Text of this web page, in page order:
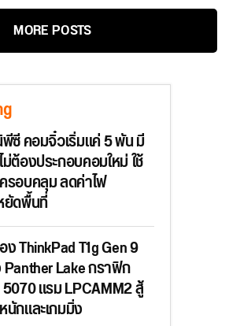
MORE POSTS
ซี คอมจิ๋วเริ่มแค่ 5 พัน มี
ต้องประกอบคอมใหม่ ใช้
รอบคลุม ลดค่าไฟ
ยัดพื้นที่
ThinkPad T1g Gen 9
Lake กราฟิก
5070 แรม LPCAMM2 สู้
กและเกมมิ่ง